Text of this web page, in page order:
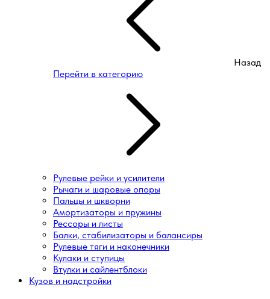
Назад
Перейти в категорию
Рулевые рейки и усилители
Рычаги и шаровые опоры
Пальцы и шкворни
Амортизаторы и пружины
Рессоры и листы
Балки, стабилизаторы и балансиры
Рулевые тяги и наконечники
Кулаки и ступицы
Втулки и сайлентблоки
Кузов и надстройки